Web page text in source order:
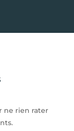
ne rien rater